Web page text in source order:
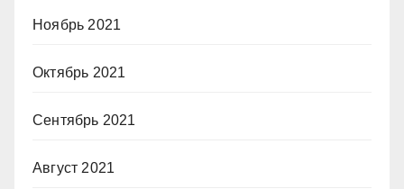
Ноябрь 2021
Октябрь 2021
Сентябрь 2021
Август 2021